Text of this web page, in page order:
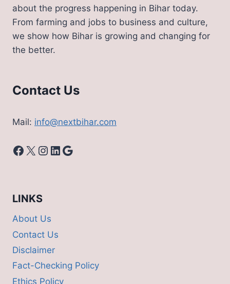
गाड़ी
रूट
और
about the progress happening in Bihar today.
From farming and jobs to business and culture,
we show how Bihar is growing and changing for
the better.
Contact Us
Mail: info@nextbihar.com
Facebook
X Instagram
LinkedIn
Google
LINKS
About Us
Contact Us
Disclaimer
Fact-Checking Policy
Ethics Policy